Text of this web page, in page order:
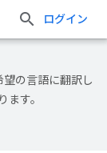
ログイン
の言語に翻訳し
ます。